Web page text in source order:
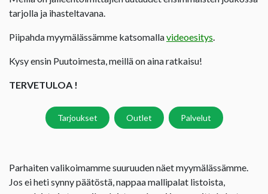
tarjolla ja ihasteltavana.
Piipahda myymälässämme katsomallavideoesitys.
Kysy ensin Puutoimesta, meillä on aina ratkaisu!
TERVETULOA !
Tarjoukset Outlet Palvelut
Parhaiten valikoimamme suuruuden näet myymälässämme.
Jos ei heti synny päätöstä, nappaa mallipalat listoista,